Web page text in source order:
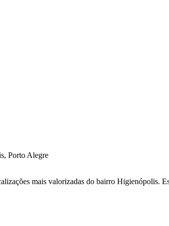
Porto Alegre
mais valorizadas do bairro Higienópolis.